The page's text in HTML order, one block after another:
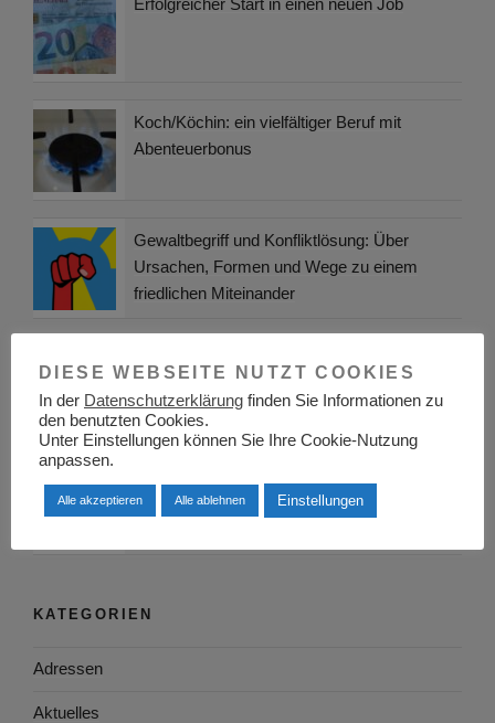
Koch/Köchin: ein vielfältiger Beruf mit
Abenteuerbonus
Gewaltbegriff und Konfliktlösung: Über
Ursachen, Formen und Wege zu einem
friedlichen Miteinander
Ausbildungvertrag und Arbeitsvertrag
KATEGORIEN
Adressen
Aktuelles
DIESE WEBSEITE NUTZT COOKIES
In der Datenschutzerklärung finden Sie Informationen zu
den benutzten Cookies.
Unter Einstellungen können Sie Ihre Cookie-Nutzung
anpassen.
Alle akzeptieren Alle ablehnen Einstellungen